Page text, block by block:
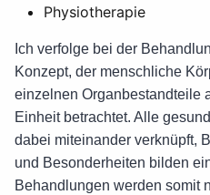
Physiotherapie
Ich verfolge bei der
Konzept, der menschliche
einzelnen Organbestandteile
Einheit betrachtet. Alle
dabei miteinander verknüpft,
und Besonderheiten bilden
Behandlungen werden somit